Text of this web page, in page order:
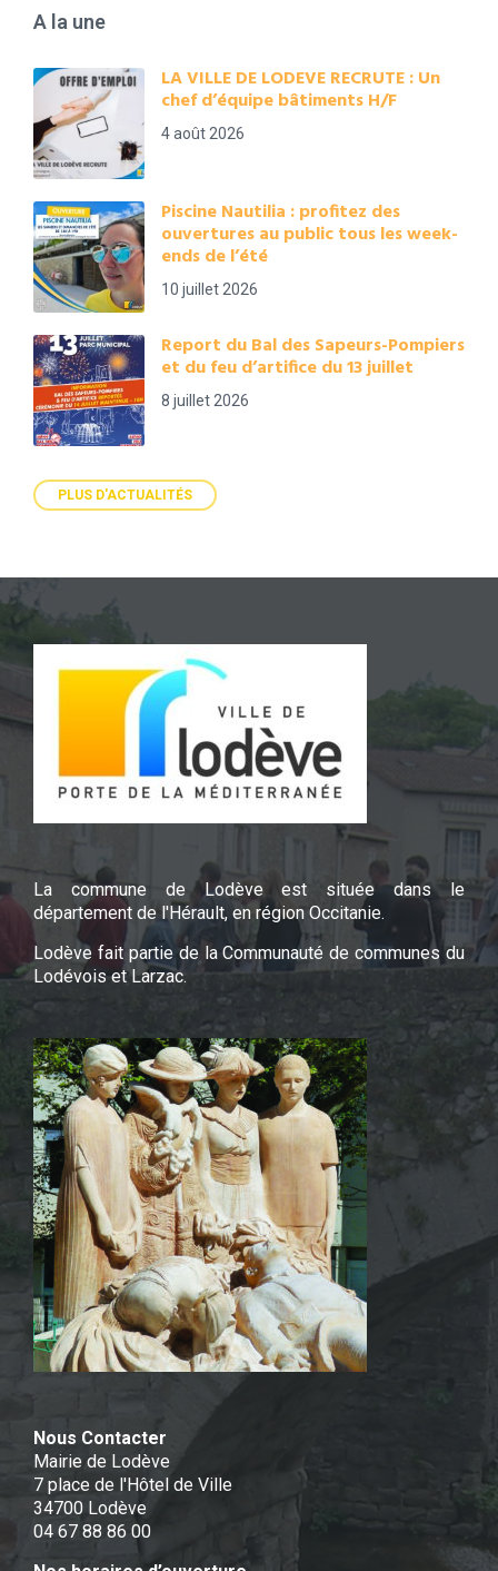
A la une
LA VILLE DE LODEVE RECRUTE : Un
chef d’équipe bâtiments H/F
4 août 2026
Piscine Nautilia : profitez des
ouvertures au public tous les week-
ends de l’été
10 juillet 2026
Report du Bal des Sapeurs-Pompiers
et du feu d’artifice du 13 juillet
8 juillet 2026
PLUS D'ACTUALITÉS
La commune de Lodève est située dans le
département de l'Hérault, en région Occitanie.
Lodève fait partie de la Communauté de communes du
Lodévois et Larzac.
Nous Contacter
Mairie de Lodève
7 place de l'Hôtel de Ville
34700 Lodève
04 67 88 86 00